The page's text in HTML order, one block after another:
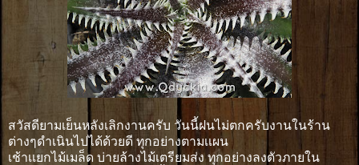
สวัสดียามเย็นหลังเลิกงานครับ วันนี้ฝนไม่ตกครับงานในร้าน
ต่างๆดำเนินไปได้ด้วยดี ทุกอย่างตามเเผน
เช้าเเยกไม้เมล็ด บ่ายล้างไม้เตรียมส่ง ทุกอย่างลงตัวภายใน